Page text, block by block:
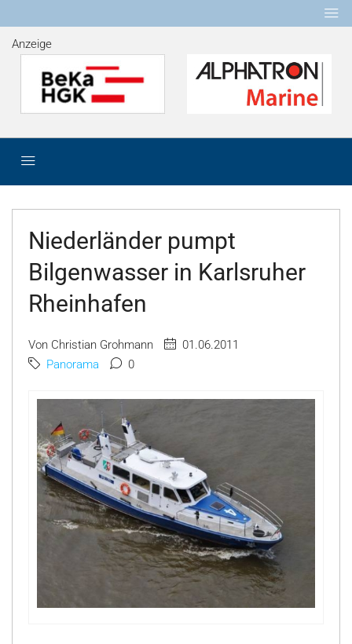
Anzeige
Niederländer pumpt
Bilgenwasser in Karlsruher
Rheinhafen
Von Christian Grohmann
01.06.2011
Panorama
0